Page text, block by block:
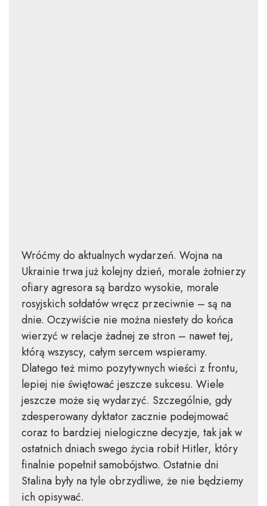
Wróćmy do aktualnych wydarzeń. Wojna na
Ukrainie trwa już kolejny dzień, morale żołnierzy
ofiary agresora są bardzo wysokie, morale
rosyjskich sołdatów wręcz przeciwnie – są na
dnie. Oczywiście nie można niestety do końca
wierzyć w relacje żadnej ze stron – nawet tej,
którą wszyscy, całym sercem wspieramy.
Dlatego też mimo pozytywnych wieści z frontu,
lepiej nie świętować jeszcze sukcesu. Wiele
jeszcze może się wydarzyć. Szczególnie, gdy
zdesperowany dyktator zacznie podejmować
coraz to bardziej nielogiczne decyzje, tak jak w
ostatnich dniach swego życia robił Hitler, który
finalnie popełnił samobójstwo. Ostatnie dni
Stalina były na tyle obrzydliwe, że nie będziemy
ich opisywać.